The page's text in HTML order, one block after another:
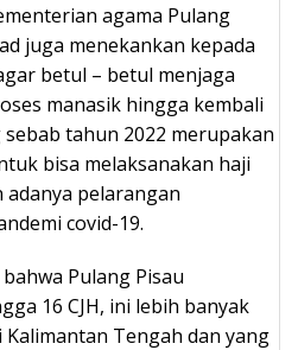
agama Pulang
juga menekankan kepada
betul – betul menjaga
manasik hingga kembali
tahun 2022 merupakan
bisa melaksanakan haji
pelarangan
covid-19.
Pulang Pisau
16 CJH, ini lebih banyak
Tengah dan yang